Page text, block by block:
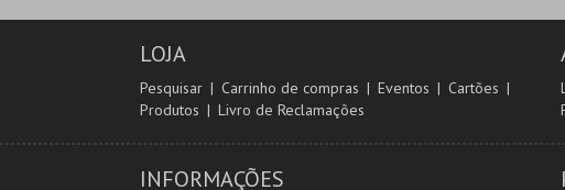
LOJA
Pesquisar Carrinho de compras Eventos
Cartões
Produtos
Livro de Reclamações
INFORMAÇÕES